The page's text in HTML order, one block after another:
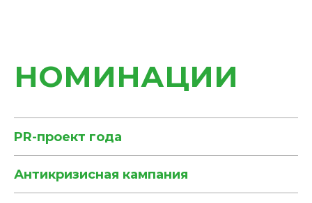
НОМИНАЦИИ
PR-проект года
Антикризисная кампания